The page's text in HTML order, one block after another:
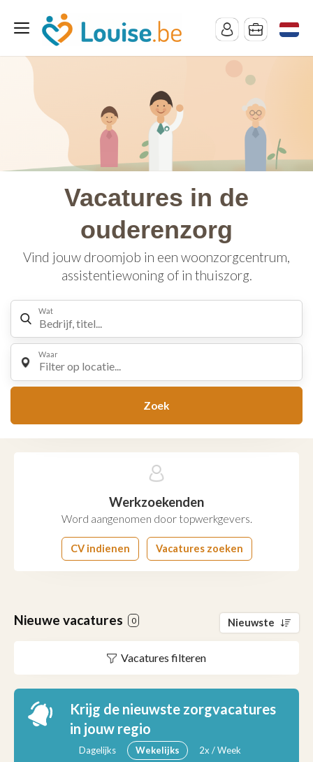
Vacatures in de
ouderenzorg
Vind jouw droomjob in een woonzorgcentrum,
assistentiewoning of in thuiszorg.
Wat
Waar
Filter op locatie...
Zoek
Werkzoekenden
Word aangenomen door topwerkgevers.
CV indienen Vacatures zoeken
Nieuwe vacatures 0 Nieuwste
Vacatures filteren
Krijg de nieuwste zorgvacatures
in jouw regio
Dagelijks Wekelijks 2x / Week